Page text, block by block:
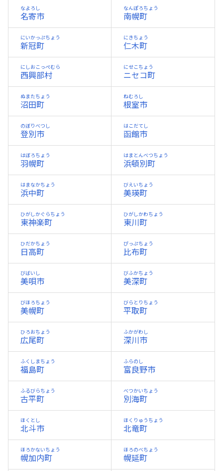
名寄市
なよろし
南幌町
なんぽろちょう
新冠町
にいかっぷちょう
仁木町
にきちょう
西興部村
にしおこっぺむら
ニセコ町
にせこちょう
沼田町
ぬまたちょう
根室市
ねむろし
登別市
のぼりべつし
函館市
はこだてし
羽幌町
はぼろちょう
浜頓別町
はまとんべつちょう
浜中町
はまなかちょう
美瑛町
びえいちょう
東神楽町
ひがしかぐらちょう
東川町
ひがしかわちょう
日高町
ひだかちょう
比布町
ぴっぷちょう
美唄市
びばいし
美深町
びふかちょう
美幌町
びほろちょう
平取町
びらとりちょう
広尾町
ひろおちょう
深川市
ふかがわし
福島町
ふくしまちょう
富良野市
ふらのし
古平町
ふるびらちょう
別海町
べつかいちょう
北斗市
ほくとし
北竜町
ほくりゅうちょう
幌加内町
ほろかないちょう
幌延町
ほろのべちょう